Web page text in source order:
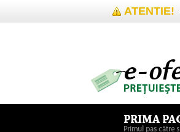
ATENTIE!